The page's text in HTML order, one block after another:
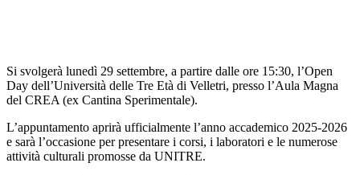
Si svolgerà lunedì 29 settembre, a partire dalle ore 15:30, l’Open
Day dell’Università delle Tre Età di Velletri, presso l’Aula Magna
del CREA (ex Cantina Sperimentale).
L’appuntamento aprirà ufficialmente l’anno accademico 2025-2026
e sarà l’occasione per presentare i corsi, i laboratori e le numerose
attività culturali promosse da UNITRE.